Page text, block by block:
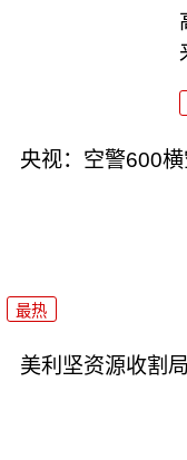
央视：空警600
最热
美利坚资源收割